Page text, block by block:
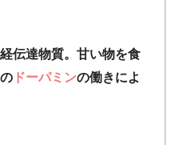
伝達物質。甘い物を食
ドーパミンの働きによ